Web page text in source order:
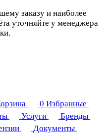
заказу и наиболее
уточняйте у менеджера
0 Избранные
Услуги
Бренды
Документы